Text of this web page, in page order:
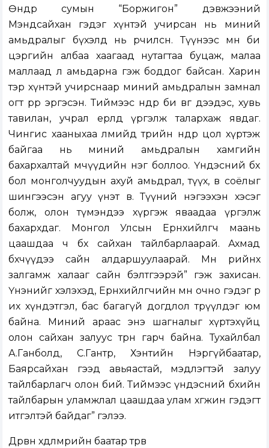
Өндөр сумын “Боржигон” дэвжээний
Мэндсайхан гэдэг хүнтэй учирсан нь миний
амьдралыг бүхэлд нь өөрчилсөн. Түүнээс өмнө би
цэргийн албаа хаагаад нутагтаа буцаж, малаа
маллаад л амьдарна гэж боддог байсан. Харин
тэр хүнтэй учирснаар миний амьдралын замнал
огт өөрөөр эргэсэн. Тиймээс өнөөдөр би өвөг дээдэс, хувь
тавилан, учрал ерөөлдөө үргэлж талархаж явдаг.
Чингис хааныхаа өлмийд төрийн өндөр цол хүртэж
байгаа нь миний амьдралын хамгийн
бахархалтай мөчүүдийн нэг боллоо. Үндэсний бөх
бол монголчуудын ахуй амьдрал, түүх, өв соёлыг
шингээсэн агуу үнэт өв. Түүний нэгээхэн хэсэг
болж, олон түмэндээ хүргэж яваадаа үргэлж
бахархдаг. Монгол Улсын Ерөнхийлөгч маань
цаашдаа ч бөхөө сайхан тайлбарлаарай. Ахмад
бөхчүүдээ сайн алдаршуулаарай. Мөн өөрийнхөө
залгамж халааг сайн бэлтгээрэй” гэж захисан.
Үнэнийг хэлэхэд, Ерөнхийлөгчийн өмнө очно гэдэг өөрөө
их хүндэтгэл, бас багагүй догдлол төрүүлдэг юм
байна. Миний араас энэ шагналыг хүртэхүйц
олон сайхан залуус төрөн гарч байна. Тухайлбал
А.Ганболд, С.Гантөр, Хэнтийн Нэргүйбаатар,
Баярсайхан гээд авьяастай, мэдлэгтэй залуу
тайлбарлагч олон бий. Тиймээс үндэсний бөхийн
тайлбарын уламжлал цаашдаа улам хөгжинө гэдэгт
итгэлтэй байдаг” гэлээ.
Дөрвөн хөдөлмөрийн баатар төрөв